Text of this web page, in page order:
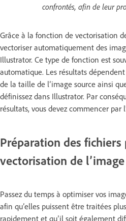
confrontés, afin de leur
Grâce à la fonction de vectorisation
vectoriser automatiquement des
Illustrator. Ce type de fonction est
automatique. Les résultats
de la taille de l’image source ainsi
définissez dans Illustrator. Par
résultats, vous devez commencer par
Préparation des fichiers
vectorisation de l’image
Passez du temps à optimiser vos
afin qu’elles puissent être traitées
rapidement et qu’il soit également